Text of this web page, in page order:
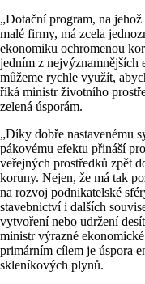
„Dotační program, na
malé firmy, má zcela
ekonomiku ochromenou
jedním z nejvýznamnějších
můžeme rychle využít,
říká ministr životního
zelená úsporám.
„Díky dobře nastavenému
pákovému efektu přináší
veřejných prostředků zpět
koruny. Nejen, že má tak
na rozvoj podnikatelské
stavebnictví i dalších
vytvoření nebo udržení
ministr výrazné
primárním cílem je úspora
skleníkových plynů.